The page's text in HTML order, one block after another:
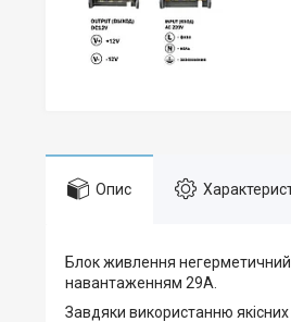
Опис
Блок живлення
навантаженням 29А.
Завдяки використанню якісних